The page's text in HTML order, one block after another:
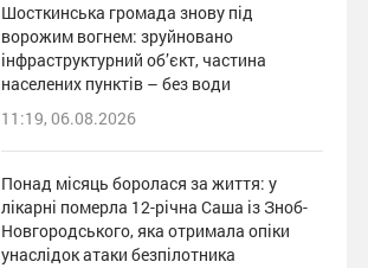
Шосткинська громада знову під
ворожим вогнем: зруйновано
інфраструктурний об’єкт, частина
населених пунктів – без води
11:19, 06.08.2026
Понад місяць боролася за життя: у
лікарні померла 12-річна Саша із Зноб-
Новгородського, яка отримала опіки
унаслідок атаки безпілотника